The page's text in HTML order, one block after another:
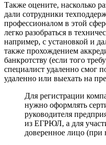
Также оцените, насколько
дали сотрудники
профессионалом в этой
легко разобраться в
например, с установкой и
также прохождением
банкротству (если того
специалист удаленно смог
удаленно или выехать на
Для регистрации
нужно оформлять
руководителя
из ЕГРЮЛ, а для
доверенное лицо (при